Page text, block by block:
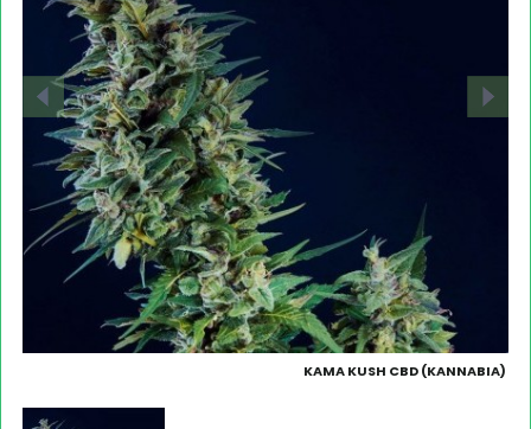
KAMA KUSH CBD (KANNABIA)